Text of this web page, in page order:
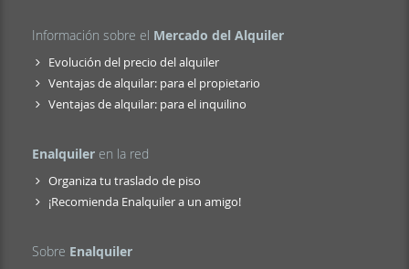
Información sobre el Mercado del Alquiler
Evolución del precio del alquiler
Ventajas de alquilar: para el propietario
Ventajas de alquilar: para el inquilino
Enalquiler en la red
Organiza tu traslado de piso
¡Recomienda Enalquiler a un amigo!
Sobre Enalquiler